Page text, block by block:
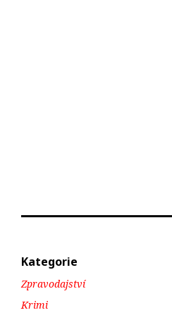
Kategorie
Zpravodajství
Krimi